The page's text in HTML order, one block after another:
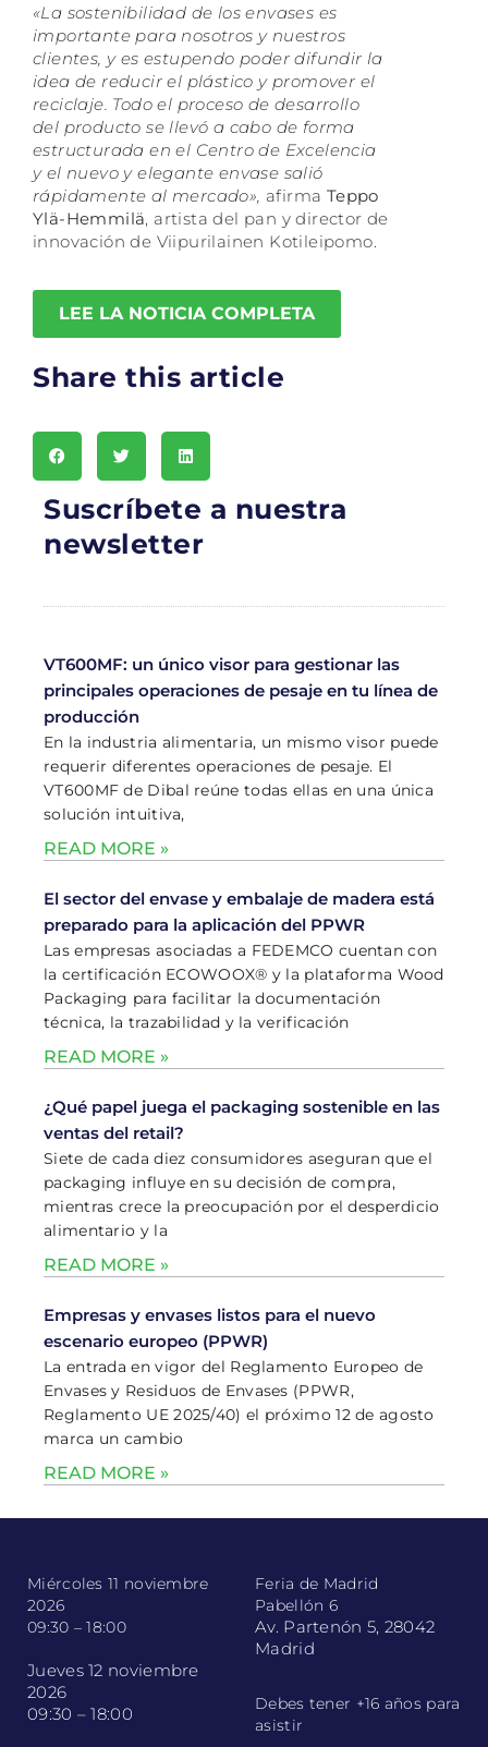
«La sostenibilidad de los envases es
importante para nosotros y nuestros
clientes, y es estupendo poder difundir la
idea de reducir el plástico y promover el
reciclaje. Todo el proceso de desarrollo
del producto se llevó a cabo de forma
estructurada en el Centro de Excelencia
y el nuevo y elegante envase salió
rápidamente al mercado», afirma Teppo
Ylä-Hemmilä , artista del pan y director de
innovación de Viipurilainen Kotileipomo.
LEE LA NOTICIA COMPLETA
Share this article
Suscríbete a nuestra
newsletter
VT600MF: un único visor para gestionar las
principales operaciones de pesaje en tu línea de
producción
En la industria alimentaria, un mismo visor puede
requerir diferentes operaciones de pesaje. El
VT600MF de Dibal reúne todas ellas en una única
solución intuitiva,
READ MORE »
El sector del envase y embalaje de madera está
preparado para la aplicación del PPWR
Las empresas asociadas a FEDEMCO cuentan con
la certificación ECOWOOX® y la plataforma Wood
Packaging para facilitar la documentación
técnica, la trazabilidad y la verificación
READ MORE »
¿Qué papel juega el packaging sostenible en las
ventas del retail?
Siete de cada diez consumidores aseguran que el
packaging influye en su decisión de compra,
mientras crece la preocupación por el desperdicio
alimentario y la
READ MORE »
Empresas y envases listos para el nuevo
escenario europeo (PPWR)
La entrada en vigor del Reglamento Europeo de
Envases y Residuos de Envases (PPWR,
Reglamento UE 2025/40) el próximo 12 de agosto
marca un cambio
READ MORE »
Miércoles 11 noviembre
2026
09:30 – 18:00
Jueves 12 noviembre
2026
09:30 – 18:00
Feria de Madrid
Pabellón 6
Av. Partenón 5, 28042
Madrid
Debes tener +16 años para
asistir